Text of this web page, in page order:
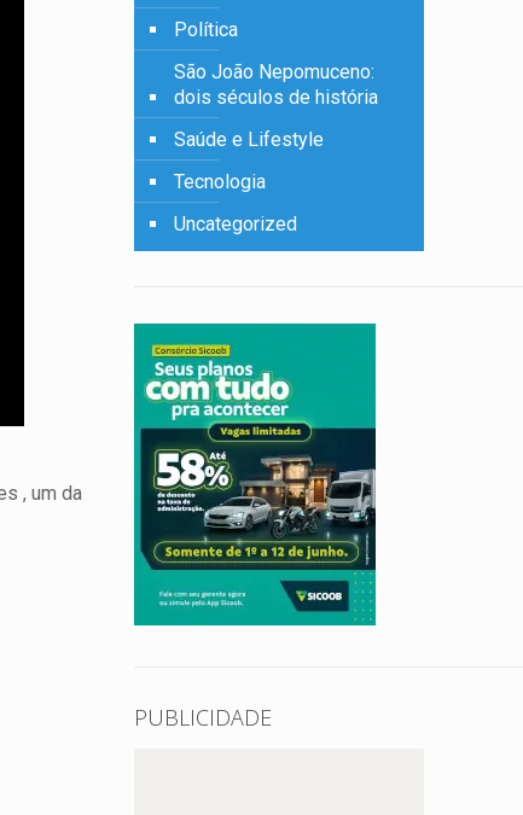
, um da
Política
São João Nepomuceno:
dois séculos de história
Saúde e Lifestyle
Tecnologia
Uncategorized
PUBLICIDADE